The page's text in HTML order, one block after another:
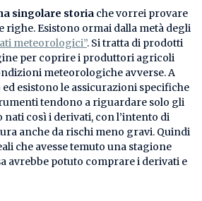
singolare storia che vorrei provare
righe. Esistono ormai dalla metà degli
meteorologici”. Si tratta di prodotti
per coprire i produttori agricoli
meteorologiche avverse. A
ed esistono le assicurazioni specifiche
tendono a riguardare solo gli
nati così i derivati, con l’intento di
anche da rischi meno gravi. Quindi
che avesse temuto una stagione
avrebbe potuto comprare i derivati e